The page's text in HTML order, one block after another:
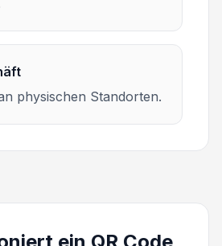
physischen Standorten.